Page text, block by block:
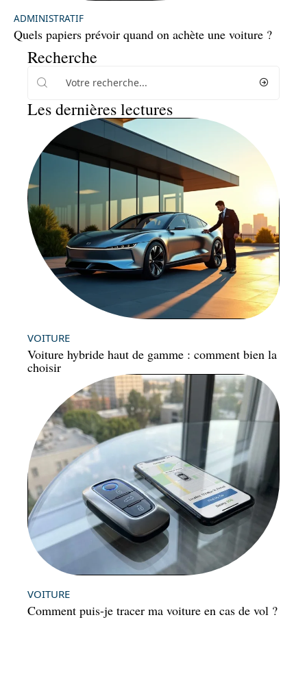
ADMINISTRATIF
Quels papiers prévoir quand on achète une voiture ?
Recherche
Les dernières lectures
VOITURE
Voiture hybride haut de gamme : comment bien la
choisir
VOITURE
Comment puis-je tracer ma voiture en cas de vol ?